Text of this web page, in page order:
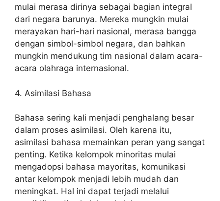
mulai merasa dirinya sebagai bagian integral
dari negara barunya. Mereka mungkin mulai
merayakan hari-hari nasional, merasa bangga
dengan simbol-simbol negara, dan bahkan
mungkin mendukung tim nasional dalam acara-
acara olahraga internasional.
4. Asimilasi Bahasa
Bahasa sering kali menjadi penghalang besar
dalam proses asimilasi. Oleh karena itu,
asimilasi bahasa memainkan peran yang sangat
penting. Ketika kelompok minoritas mulai
mengadopsi bahasa mayoritas, komunikasi
antar kelompok menjadi lebih mudah dan
meningkat. Hal ini dapat terjadi melalui